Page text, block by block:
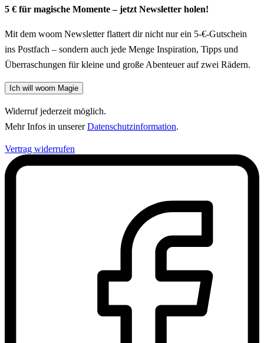
5 € für magische Momente – jetzt Newsletter holen!
Mit dem woom Newsletter flattert dir nicht nur ein 5-€-Gutschein
ins Postfach – sondern auch jede Menge Inspiration, Tipps und
Überraschungen für kleine und große Abenteuer auf zwei Rädern.
Ich will woom Magie
Widerruf jederzeit möglich.
Mehr Infos in unsererDatenschutzinformation.
Vertrag widerrufen